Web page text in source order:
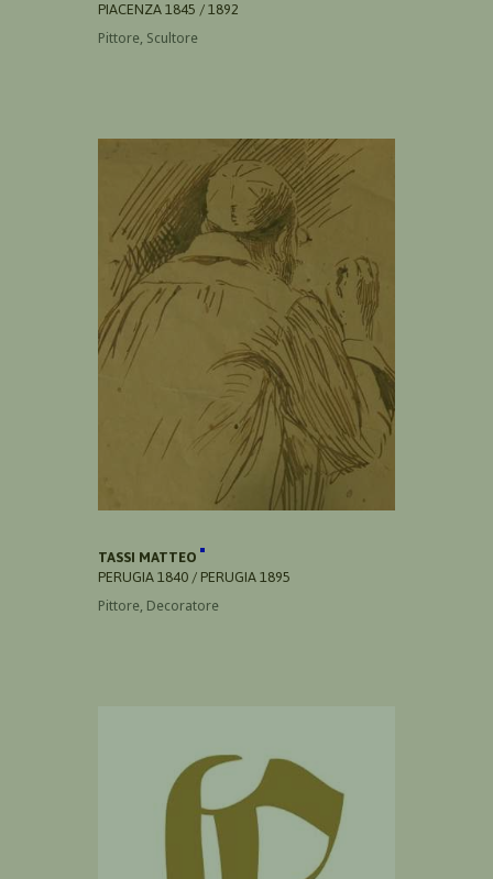
PIACENZA 1845 / 1892
Pittore, Scultore
TASSI MATTEO
PERUGIA 1840 / PERUGIA 1895
Pittore, Decoratore